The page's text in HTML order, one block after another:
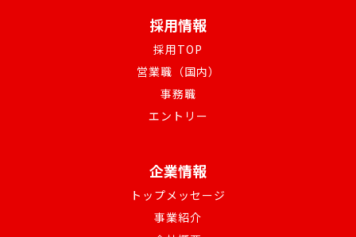
採用情報
採用TOP
営業職（国内）
事務職
エントリー
企業情報
トップメッセージ
事業紹介